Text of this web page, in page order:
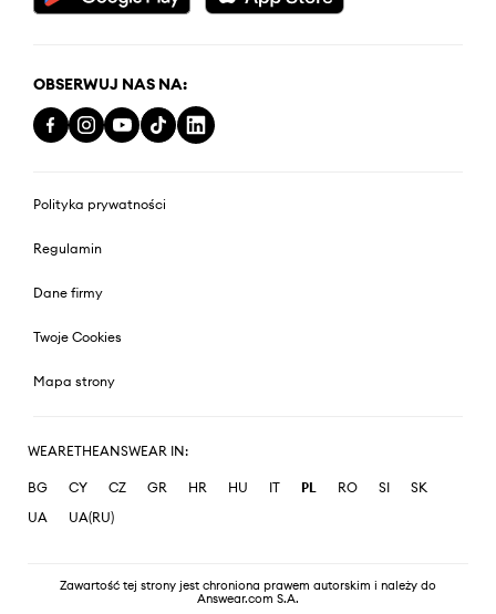
OBSERWUJ NAS NA:
Polityka prywatności
Regulamin
Dane firmy
Twoje Cookies
Mapa strony
WEARETHEANSWEAR IN:
BG CY CZ GR HR HU IT PL RO SI
SK
UA
UA(RU)
Zawartość tej strony jest chroniona prawem autorskim i należy do
Answear.com S.A.